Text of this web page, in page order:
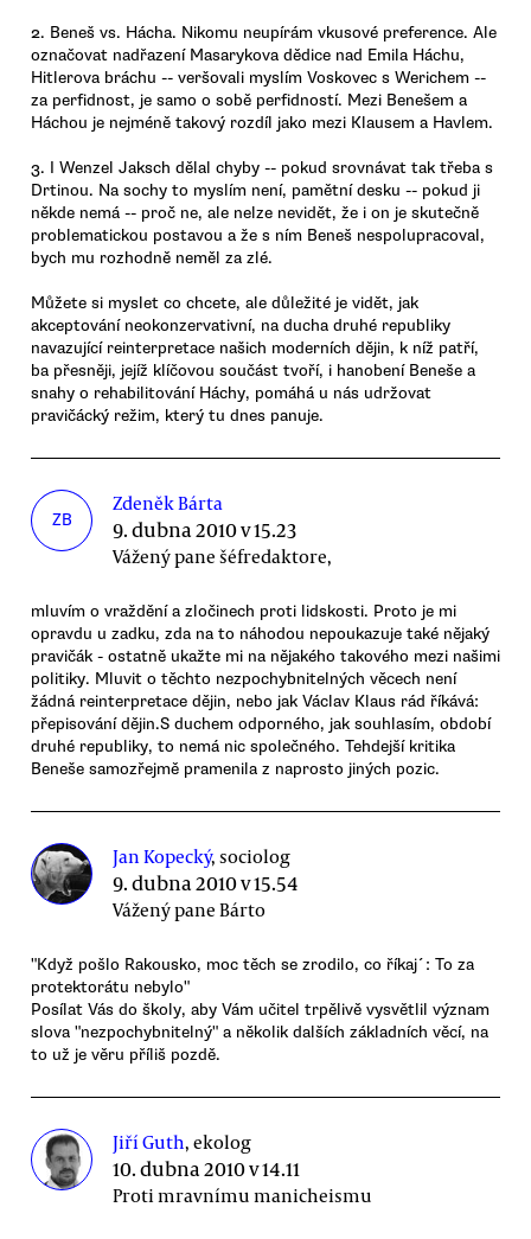
2. Beneš vs. Hácha. Nikomu neupírám vkusové preference. Ale
označovat nadřazení Masarykova dědice nad Emila Háchu,
Hitlerova bráchu -- veršovali myslím Voskovec s Werichem --
za perfidnost, je samo o sobě perfidností. Mezi Benešem a
Háchou je nejméně takový rozdíl jako mezi Klausem a Havlem.
3. I Wenzel Jaksch dělal chyby -- pokud srovnávat tak třeba s
Drtinou. Na sochy to myslím není, pamětní desku -- pokud ji
někde nemá -- proč ne, ale nelze nevidět, že i on je skutečně
problematickou postavou a že s ním Beneš nespolupracoval,
bych mu rozhodně neměl za zlé.
Můžete si myslet co chcete, ale důležité je vidět, jak
akceptování neokonzervativní, na ducha druhé republiky
navazující reinterpretace našich moderních dějin, k níž patří,
ba přesněji, jejíž klíčovou součást tvoří, i hanobení Beneše a
snahy o rehabilitování Háchy, pomáhá u nás udržovat
pravičácký režim, který tu dnes panuje.
ZB
Zdeněk Bárta
9. dubna 2010 v 15.23
Vážený pane šéfredaktore,
mluvím o vraždění a zločinech proti lidskosti. Proto je mi
opravdu u zadku, zda na to náhodou nepoukazuje také nějaký
pravičák - ostatně ukažte mi na nějakého takového mezi našimi
politiky. Mluvit o těchto nezpochybnitelných věcech není
žádná reinterpretace dějin, nebo jak Václav Klaus rád říkává:
přepisování dějin.S duchem odporného, jak souhlasím, období
druhé republiky, to nemá nic společného. Tehdejší kritika
Beneše samozřejmě pramenila z naprosto jiných pozic.
Jan Kopecký, sociolog
9. dubna 2010 v 15.54
Vážený pane Bárto
"Když pošlo Rakousko, moc těch se zrodilo, co říkaj´: To za
protektorátu nebylo"
Posílat Vás do školy, aby Vám učitel trpělivě vysvětlil význam
slova "nezpochybnitelný" a několik dalších základních věcí, na
to už je věru příliš pozdě.
Jiří Guth, ekolog
10. dubna 2010 v 14.11
Proti mravnímu manicheismu